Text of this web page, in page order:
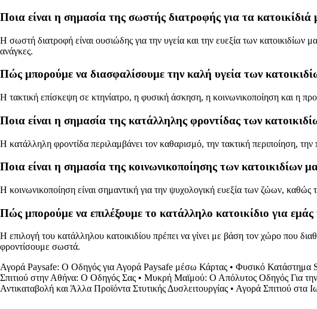
Ποια είναι η σημασία της σωστής διατροφής για τα κατοικίδιά
Η σωστή διατροφή είναι ουσιώδης για την υγεία και την ευεξία των κατοικιδίων
ανάγκες.
Πώς μπορούμε να διασφαλίσουμε την καλή υγεία των
Η τακτική επίσκεψη σε κτηνίατρο, η φυσική άσκηση, η κοινωνικοποίηση και η
Ποια είναι η σημασία της κατάλληλης φροντίδας των
Η κατάλληλη φροντίδα περιλαμβάνει τον καθαρισμό, την τακτική περιποίηση,
Ποια είναι η σημασία της κοινωνικοποίησης των κατοικιδίων
Η κοινωνικοποίηση είναι σημαντική για την ψυχολογική ευεξία των ζώων, καθώς
Πώς μπορούμε να επιλέξουμε το κατάλληλο κατοικίδιο για εμάς
Η επιλογή του κατάλληλου κατοικιδίου πρέπει να γίνει με βάση τον χώρο που
φροντίσουμε σωστά.
Αγορά Paysafe: Ο Οδηγός για Αγορά Paysafe μέσω Κάρτας • Φυσικό Κατάστημα
Σπιτιού στην Αθήνα: Ο Οδηγός Σας • Μυκρή Μαϊμού: Ο Απόλυτος Οδηγός Για
Αντικαταβολή και Άλλα Προϊόντα Στυτικής Δυσλειτουργίας • Αγορά Σπιτιού στα